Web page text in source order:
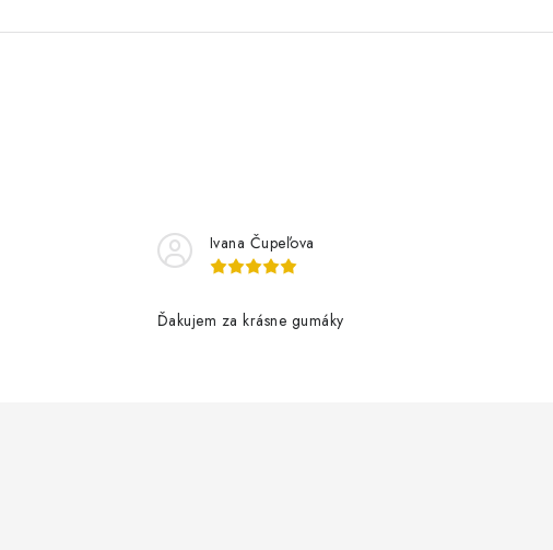
Ivana Čupeľova
Ďakujem za krásne gumáky